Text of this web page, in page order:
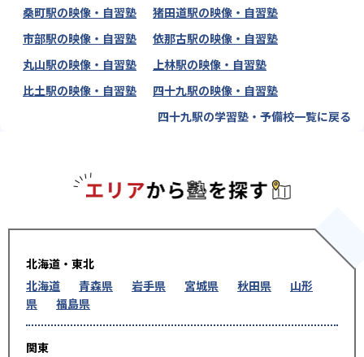
桑町駅の映像・自習塾
猪田道駅の映像・自習塾
市部駅の映像・自習塾
依那古駅の映像・自習塾
丸山駅の映像・自習塾
上林駅の映像・自習塾
比土駅の映像・自習塾
四十九駅の映像・自習塾
四十九駅の学習塾・予備校一覧に戻る
北海道・東北
北海道
青森県 岩手県 宮城県 秋田県
山形
県
福島県
関東